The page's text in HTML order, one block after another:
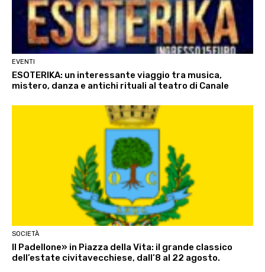
EVENTI
ESOTERIKA: un interessante viaggio tra musica,
mistero, danza e antichi rituali al teatro di Canale
SOCIETÀ
Il Padellone» in Piazza della Vita: il grande classico
dell’estate civitavecchiese, dall’8 al 22 agosto.